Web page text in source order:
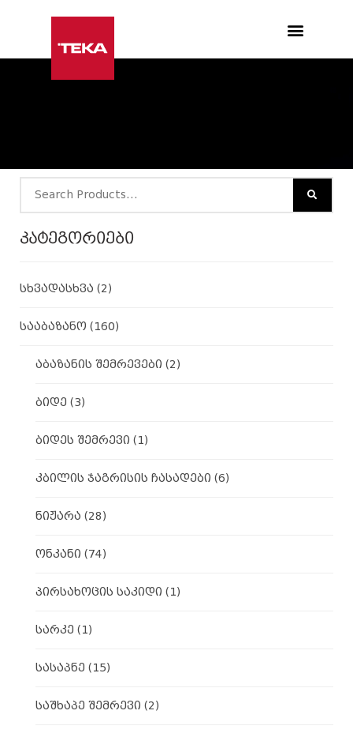
კატეგორიები
სხვადასხვა (2)
სააბაზანო (160)
აბაზანის შემრევები (2)
ბიდე (3)
ბიდეს შემრევი (1)
კბილის ჯაგრისის ჩასადები (6)
ნიჟარა (28)
ონკანი (74)
პირსახოცის საკიდი (1)
სარკე (1)
სასაპნე (15)
საშხაპე შემრევი (2)